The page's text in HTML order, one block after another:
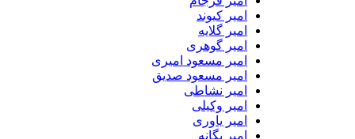
امیر کیوند
امیر گلایه
امیر گوهری
امیر مسعود امیری
امیر مسعود صدیق
امیر نشاطی
امیر وکیلی
امیر یاوری
امیر یگانه